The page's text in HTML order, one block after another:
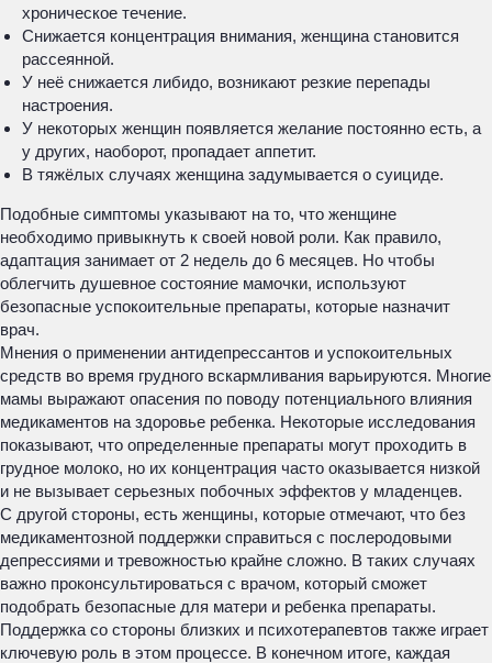
хроническое течение.
Снижается концентрация внимания, женщина становится
рассеянной.
У неё снижается либидо, возникают резкие перепады
настроения.
У некоторых женщин появляется желание постоянно есть, а
у других, наоборот, пропадает аппетит.
В тяжёлых случаях женщина задумывается о суициде.
Подобные симптомы указывают на то, что женщине
необходимо привыкнуть к своей новой роли. Как правило,
адаптация занимает от 2 недель до 6 месяцев. Но чтобы
облегчить душевное состояние мамочки, используют
безопасные успокоительные препараты, которые назначит
врач.
Мнения о применении антидепрессантов и успокоительных
средств во время грудного вскармливания варьируются. Многие
мамы выражают опасения по поводу потенциального влияния
медикаментов на здоровье ребенка. Некоторые исследования
показывают, что определенные препараты могут проходить в
грудное молоко, но их концентрация часто оказывается низкой
и не вызывает серьезных побочных эффектов у младенцев.
С другой стороны, есть женщины, которые отмечают, что без
медикаментозной поддержки справиться с послеродовыми
депрессиями и тревожностью крайне сложно. В таких случаях
важно проконсультироваться с врачом, который сможет
подобрать безопасные для матери и ребенка препараты.
Поддержка со стороны близких и психотерапевтов также играет
ключевую роль в этом процессе. В конечном итоге, каждая